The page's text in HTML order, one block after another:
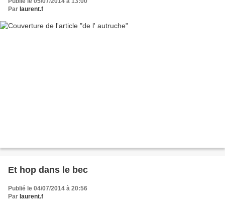
Par laurent.f
Et hop dans le bec
Publié le 04/07/2014 à 20:56
Par laurent.f